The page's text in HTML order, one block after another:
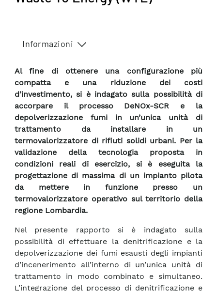
Informazioni
Al fine di ottenere una configurazione più
compatta e una riduzione dei costi
d’investimento, si è indagato sulla possibilità di
accorpare il processo DeNOx-SCR e la
depolverizzazione fumi in un’unica unità di
trattamento da installare in un
termovalorizzatore di rifiuti solidi urbani. Per la
validazione della tecnologia proposta in
condizioni reali di esercizio, si è eseguita la
progettazione di massima di un impianto pilota
da mettere in funzione presso un
termovalorizzatore operativo sul territorio della
regione Lombardia.
Nel presente rapporto si è indagato sulla
possibilità di effettuare la denitrificazione e la
depolverizzazione dei fumi esausti degli impianti
d’incenerimento all’interno di un’unica unità di
trattamento in modo combinato e simultaneo.
L’integrazione del processo di denitrificazione e